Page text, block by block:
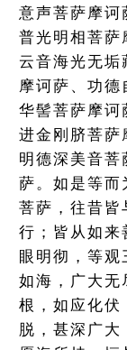
意声菩萨摩诃
普光明相菩萨
云音海光无垢
摩诃萨、功德
华髻菩萨摩诃
进金刚脐菩萨
明德深美音菩
萨。如是等而
菩萨，往昔皆
行；皆从如来
眼明彻，等
如海，广大无
根，如应化伏
脱，甚深广大